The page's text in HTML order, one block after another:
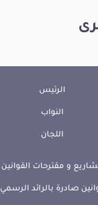
الرئيس
النواب
اللجان
و مقترحات القوانين
صادرة بالرائد الرسمي